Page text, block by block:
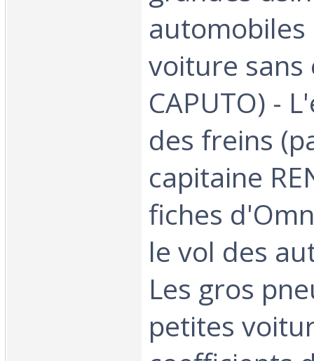
automobiles
voiture sans
CAPUTO) -
des freins
capitaine
fiches
le vol des
Les gros
petites